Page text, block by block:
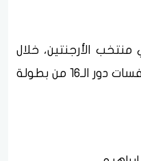
الأرجنتين، خلال
المباراة المقامة الآن ضمن منافسات دور الـ16 من بطولة